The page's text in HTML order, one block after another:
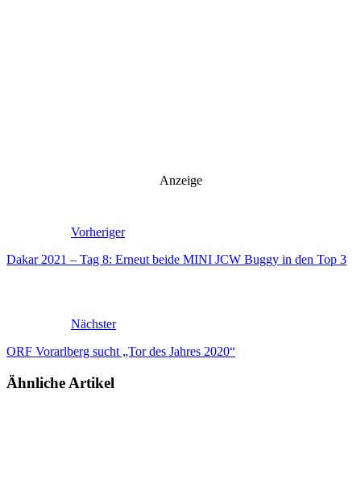
Anzeige
Vorheriger
Dakar 2021 – Tag 8: Erneut beide MINI JCW Buggy in den Top 3
Nächster
ORF Vorarlberg sucht „Tor des Jahres 2020“
Ähnliche Artikel